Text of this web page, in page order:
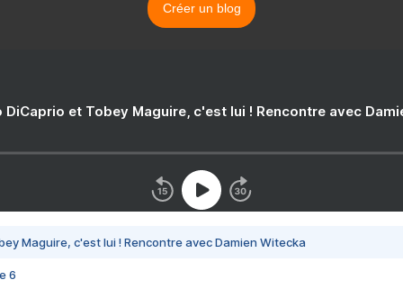
Créer un blog
DiCaprio et Tobey Maguire, c'est lui ! Rencontre avec
Maguire, c'est lui ! Rencontre avec Damien Witecka
6